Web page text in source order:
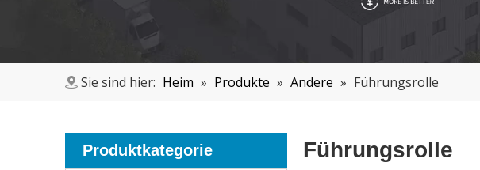
Sie sind hier: Heim » Produkte » Andere » Führungsrolle
Produktkategorie Führungsrolle